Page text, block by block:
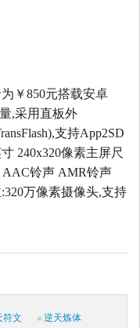
￥850元搭载安卓
,采用直板外
支持App2SD
240x320像素主屏尺
AAC铃声 AMR铃声
万像素摄像头,支持
符文
逆天炼体